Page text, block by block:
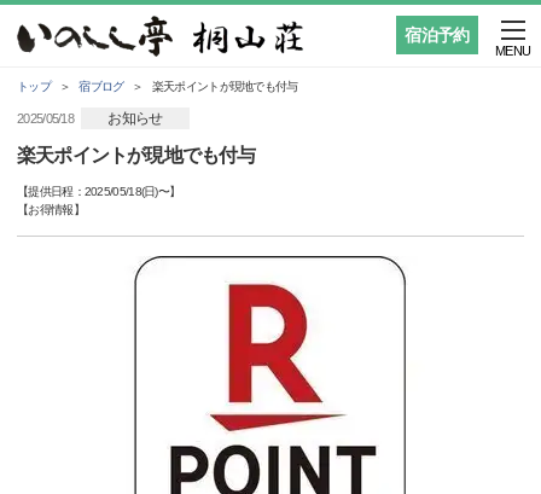
宿泊予約
MENU
トップ 宿ブログ 楽天ポイントが現地でも付与
2025/05/18 お知らせ
楽天ポイントが現地でも付与
【提供日程： 2025/05/18(日)〜】
【お得情報】